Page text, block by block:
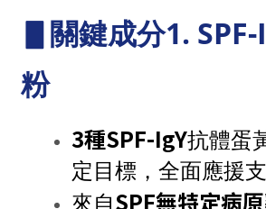
▋關鍵成分1.
粉
3種SPF-IgY抗體蛋
定目標，全面應援
來自SPF無特定病